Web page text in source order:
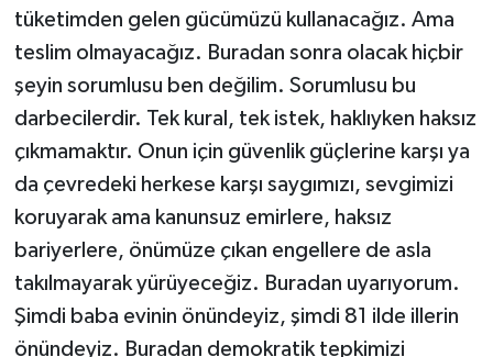
tüketimden gelen gücümüzü kullanacağız. Ama
teslim olmayacağız. Buradan sonra olacak hiçbir
şeyin sorumlusu ben değilim. Sorumlusu bu
darbecilerdir. Tek kural, tek istek, haklıyken haksız
çıkmamaktır. Onun için güvenlik güçlerine karşı ya
da çevredeki herkese karşı saygımızı, sevgimizi
koruyarak ama kanunsuz emirlere, haksız
bariyerlere, önümüze çıkan engellere de asla
takılmayarak yürüyeceğiz. Buradan uyarıyorum.
Şimdi baba evinin önündeyiz, şimdi 81 ilde illerin
önündeyiz. Buradan demokratik tepkimizi